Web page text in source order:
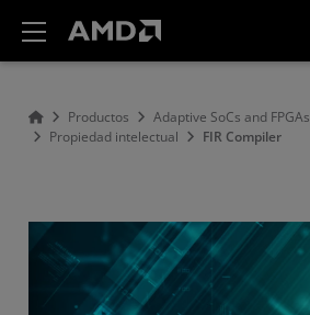
Productos
Adaptive SoCs and FPGAs
Propiedad intelectual
FIR Compiler